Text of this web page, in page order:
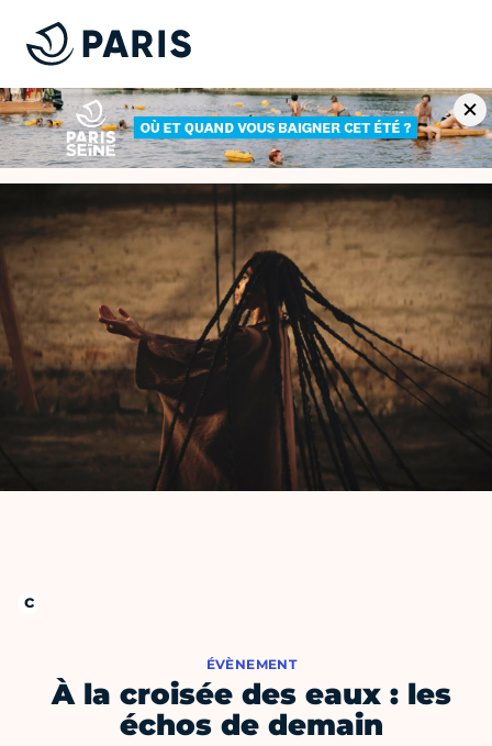
ÉVÈNEMENT
À la croisée des eaux : les
échos de demain